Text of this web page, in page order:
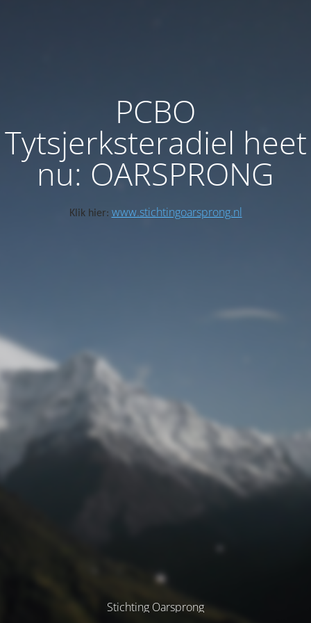
PCBO
Tytsjerksteradiel heet
nu: OARSPRONG
Klik hier: www.stichtingoarsprong.nl
Stichting Oarsprong